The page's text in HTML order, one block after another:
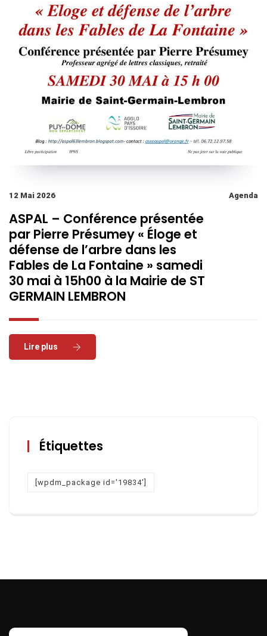
12 Mai 2026 Agenda
ASPAL – Conférence présentée
par Pierre Présumey « Éloge et
défense de l’arbre dans les
Fables de La Fontaine » samedi
30 mai à 15h00 à la Mairie de ST
GERMAIN LEMBRON
Read More
Étiquettes
[wpdm_package id='19834']